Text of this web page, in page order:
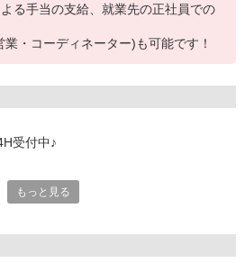
る手当の支給、就業先の正社員での
・コーディネーター)も可能です！
受付中♪
もっと見る